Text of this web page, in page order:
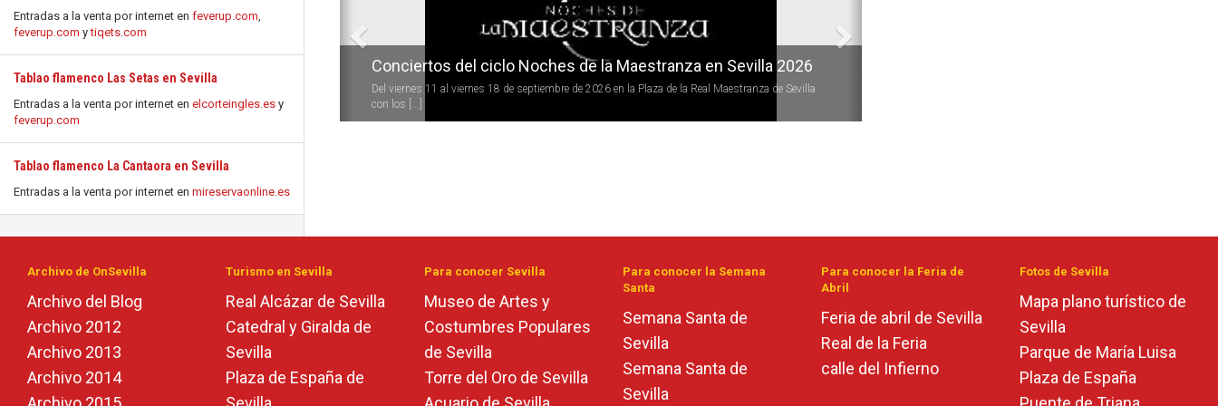
Entradas a la venta por internet en feverup.com,
feverup.com ytiqets.com
Tablao flamenco Las Setas en Sevilla
Entradas a la venta por internet en elcorteingles.es y
feverup.com
Tablao flamenco La Cantaora en Sevilla
Entradas a la venta por internet en mireservaonline.es
Conciertos del ciclo Noches de la Maestranza en Sevilla 2026
Del viernes 11 al viernes 18 de septiembre de 2026 en la Plaza de la Real Maestranza de Sevilla
con los [...]
Archivo de OnSevilla
Archivo del Blog
Archivo 2012
Archivo 2013
Archivo 2014
Turismo en Sevilla
Real Alcázar de Sevilla
Catedral y Giralda de
Sevilla
Plaza de España de
Para conocer Sevilla
Museo de Artes y
Costumbres Populares
de Sevilla
Torre del Oro de Sevilla
Para conocer la Semana
Santa
Semana Santa de
Sevilla
Semana Santa de
Sevilla
Para conocer la Feria de
Abril
Feria de abril de Sevilla
Real de la Feria
calle del Infierno
Fotos de Sevilla
Mapa plano turístico de
Sevilla
Parque de María Luisa
Plaza de España